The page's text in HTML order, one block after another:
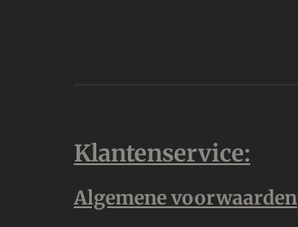
Klantenservice:
Algemene voorwaarden